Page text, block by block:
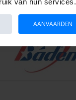
van hun services.
AANVAARDEN